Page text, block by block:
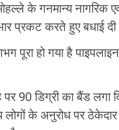
के गनमान्य नागरिक
प्रकट करते हुए बधाई दी
पूरा हो गया है
पर 90 डिग्री का बैंड लगा
लोगों के अनुरोध पर